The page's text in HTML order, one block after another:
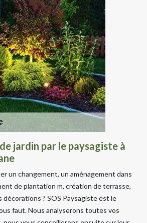
jardin par le paysagiste à
un changement, un aménagement dans
de plantation m, création de terrasse,
? SOS Paysagiste est le
faut. Nous analyserons toutes vos